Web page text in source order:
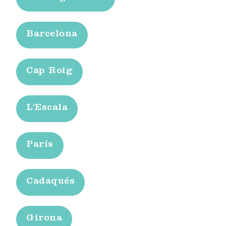
Barcelona
Cap Roig
L'Escala
París
Cadaqués
Girona